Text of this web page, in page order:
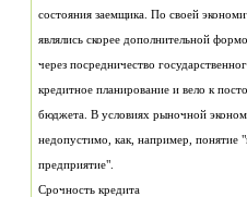
предприятие".
Срочность кредита